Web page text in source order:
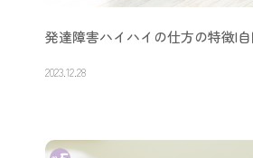
発達障害ハイハイの仕方の特徴|
2023.12.28